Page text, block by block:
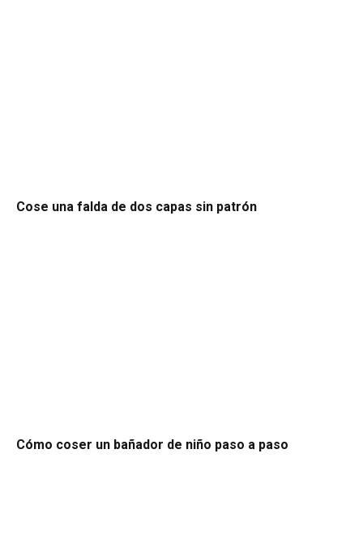
Cose una falda de dos capas sin patrón
Cómo coser un bañador de niño paso a paso